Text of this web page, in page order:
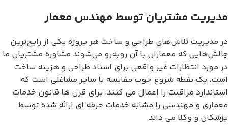
مدیریت مشتریان توسط مهندس معمار
در مدیریت تلاش‌های طراحی و ساخت هر پروژه یکی از رایج‌ترین
چالش‌هایی که معماران با آن روبه‌رو می‌شوند مشاوره مشتریان ما
در مورد انتظارات غیر واقعی برای اسناد طراحی و هزینه ساخت
است. یک نقطه شروع خوب مقایسه با سایر مشاغلی است که
استاندارد مراقبت را اعمال می کنند. برای قرن ها قانون خدمات
معماری و مهندسی را مشابه خدمات حرفه ای ارائه شده توسط
پزشکان و وکلا می داند.